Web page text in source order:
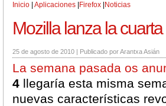
Inicio Aplicaciones Firefox Noticias
Mozilla lanza la
25 de agosto de 2010 | Publicado porArantxa Asián
La semana pasada os
4 llegaría esta misma
nuevas características